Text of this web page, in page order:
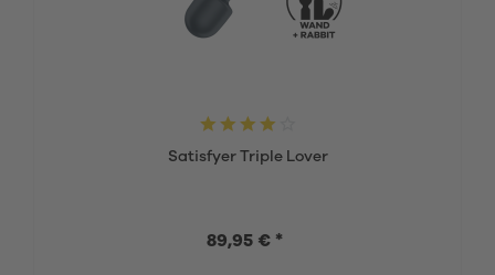
Satisfyer Triple Lover
89,95 € *